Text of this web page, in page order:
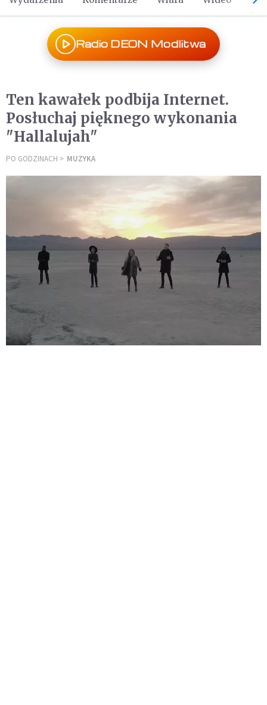
Radio DEON Modlitwa
Ten kawałek podbija Internet.
Posłuchaj pięknego wykonania
"Hallalujah"
PO GODZINACH MUZYKA